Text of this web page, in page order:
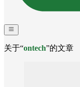
关于“ontech”的文章